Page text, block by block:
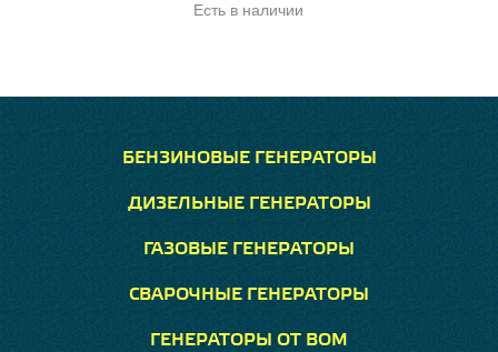
Есть в наличии
БЕНЗИНОВЫЕ ГЕНЕРАТОРЫ
ДИЗЕЛЬНЫЕ ГЕНЕРАТОРЫ
ГАЗОВЫЕ ГЕНЕРАТОРЫ
СВАРОЧНЫЕ ГЕНЕРАТОРЫ
ГЕНЕРАТОРЫ ОТ ВОМ